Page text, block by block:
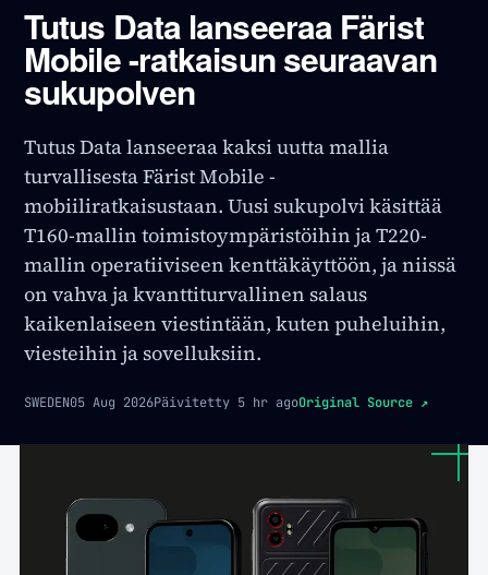
Tutus Data lanseeraa Färist
Mobile -ratkaisun seuraavan
sukupolven
Tutus Data lanseeraa kaksi uutta mallia
turvallisesta Färist Mobile -
mobiiliratkaisustaan. Uusi sukupolvi käsittää
T160-mallin toimistoympäristöihin ja T220-
mallin operatiiviseen kenttäkäyttöön, ja niissä
on vahva ja kvanttiturvallinen salaus
kaikenlaiseen viestintään, kuten puheluihin,
viesteihin ja sovelluksiin.
SWEDEN05 Aug 2026Päivitetty 5 hr agoOriginal Source ↗